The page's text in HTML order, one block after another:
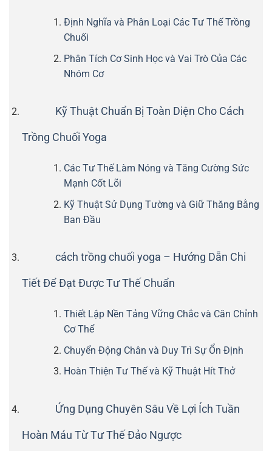
Định Nghĩa và Phân Loại Các Tư Thế Trồng
Chuối
Phân Tích Cơ Sinh Học và Vai Trò Của Các
Nhóm Cơ
Kỹ Thuật Chuẩn Bị Toàn Diện Cho Cách
Trồng Chuối Yoga
Các Tư Thế Làm Nóng và Tăng Cường Sức
Mạnh Cốt Lõi
Kỹ Thuật Sử Dụng Tường và Giữ Thăng Bằng
Ban Đầu
cách trồng chuối yoga – Hướng Dẫn Chi
Tiết Để Đạt Được Tư Thế Chuẩn
Thiết Lập Nền Tảng Vững Chắc và Căn Chỉnh
Cơ Thể
Chuyển Động Chân và Duy Trì Sự Ổn Định
Hoàn Thiện Tư Thế và Kỹ Thuật Hít Thở
Ứng Dụng Chuyên Sâu Về Lợi Ích Tuần
Hoàn Máu Từ Tư Thế Đảo Ngược